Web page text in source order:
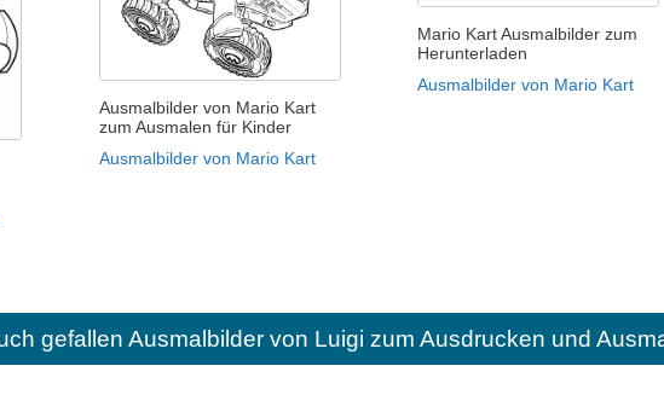
Ausmalbilder von Mario Kart
zum Ausmalen für Kinder
Ausmalbilder von Mario Kart
Mario Kart Ausmalbilder zum
Herunterladen
Ausmalbilder von Mario Kart
gefallen Ausmalbilder von Luigi zum Ausdrucken und